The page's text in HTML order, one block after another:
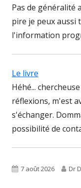
Pas de généralité
pire je peux aussi
l'information
Le livre
Héhé...
réflexions, m'est
s'échanger.
possibilité de
Published
7 août 2026 Dr